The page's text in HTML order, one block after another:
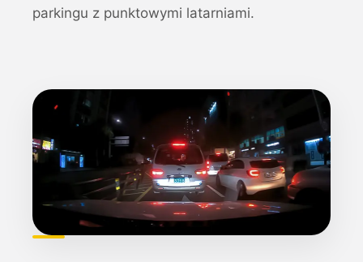
parkingu z punktowymi latarniami.